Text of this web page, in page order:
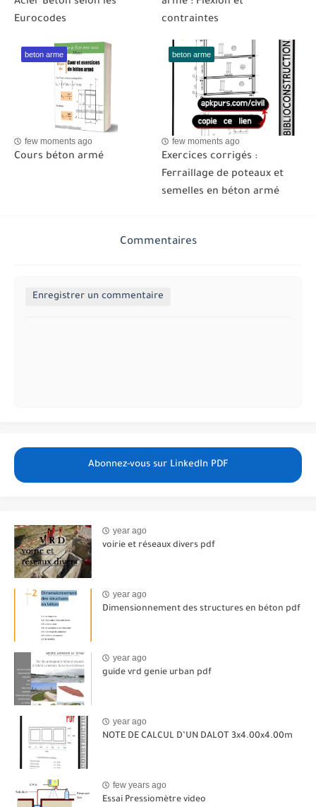
Acier Béton selon les
Eurocodes
armé : Flexion et
contraintes
beton arme
few moments ago
Cours béton armé
beton arme
few moments ago
Exercices corrigés :
Ferraillage de poteaux et
semelles en béton armé
Commentaires
Enregistrer un commentaire
Abonnez-vous sur LinkedIn PDF
year ago
voirie et réseaux divers pdf
year ago
Dimensionnement des structures en béton pdf
year ago
guide vrd genie urban pdf
year ago
NOTE DE CALCUL D’UN DALOT 3x4.00x4.00m
few years ago
Essai Pressiomètre video